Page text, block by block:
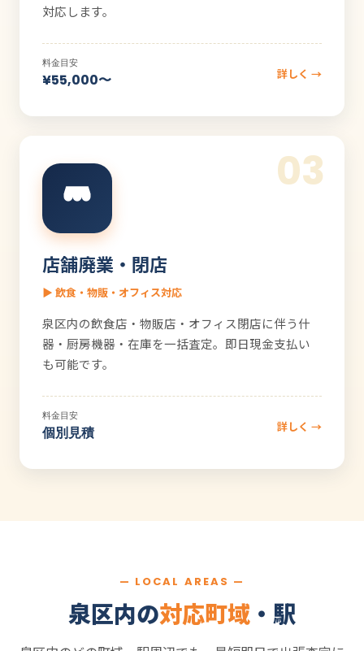
対応します。
料金目安
¥55,000〜 詳しく →
03
店舗廃業・閉店
▶ 飲食・物販・オフィス対応
泉区内の飲食店・物販店・オフィス閉店に伴う什
器・厨房機器・在庫を一括査定。即日現金支払い
も可能です。
料金目安
個別見積 詳しく →
— LOCAL AREAS —
泉区内の対応町域 ・駅